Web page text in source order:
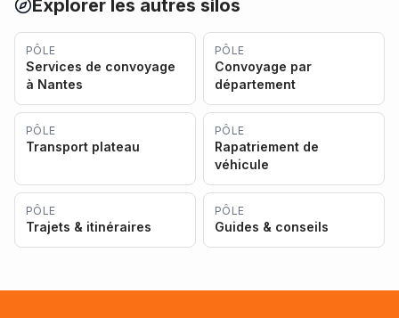
Explorer les autres silos
PÔLE
Services de convoyage
à Nantes
PÔLE
Convoyage par
département
PÔLE
Transport plateau
PÔLE
Rapatriement de
véhicule
PÔLE
Trajets & itinéraires
PÔLE
Guides & conseils